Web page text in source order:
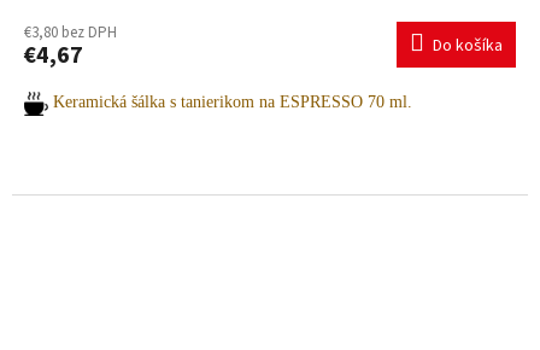
€3,80 bez DPH
€4,67 Do košíka
Keramická šálka s tanierikom na ESPRESSO 70 ml.
Potrebujete pomoc s výberom? Radi vám poradíme.